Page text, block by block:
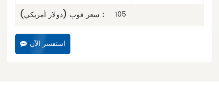
سعر فوب (دولار أمريكي) : 105
استفسر الآن